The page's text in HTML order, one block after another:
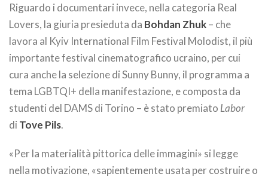
Riguardo i documentari invece, nella categoria Real
Lovers, la giuria presieduta da Bohdan Zhuk– che
lavora al Kyiv International Film Festival Molodist, il più
importante festival cinematografico ucraino, per cui
cura anche la selezione di Sunny Bunny, il programma a
tema LGBTQI+ della manifestazione, e composta da
studenti del DAMS di Torino – è stato premiato Labor
di Tove Pils.
«Per la materialità pittorica delle immagini» si legge
nella motivazione, «sapientemente usata per costruire o